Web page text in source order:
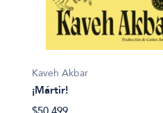
Kaveh Akbar
¡Mártir!